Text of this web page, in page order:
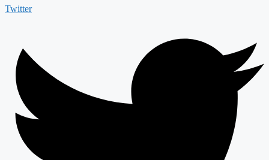
Twitter